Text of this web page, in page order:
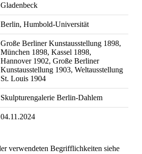
Gladenbeck
Berlin, Humbold-Universität
Große Berliner Kunstausstellung 1898,
München 1898, Kassel 1898,
Hannover 1902, Große Berliner
Kunstausstellung 1903, Weltausstellung
St. Louis 1904
Skulpturengalerie Berlin-Dahlem
04.11.2024
verwendeten Begrifflichkeiten siehe